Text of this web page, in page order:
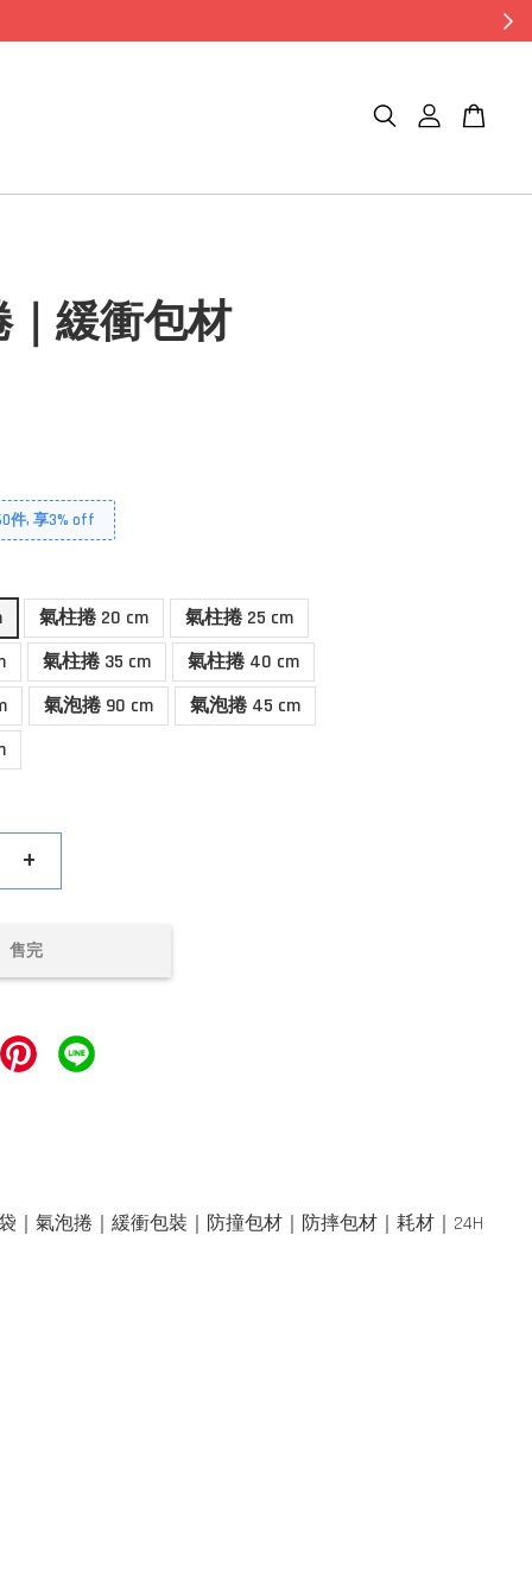
緩衝包材
件, 享3% off
氣柱捲 20 cm
氣柱捲 25 cm
氣柱捲 35 cm
氣柱捲 40 cm
氣泡捲 90 cm
氣泡捲 45 cm
+
售完
氣泡捲｜緩衝包裝｜防撞包材｜防摔包材｜耗材｜24H